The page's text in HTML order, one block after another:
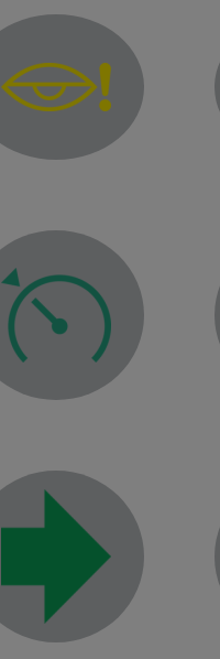
Malfunction warning light for
Cruise control warning light
Right-hand direction